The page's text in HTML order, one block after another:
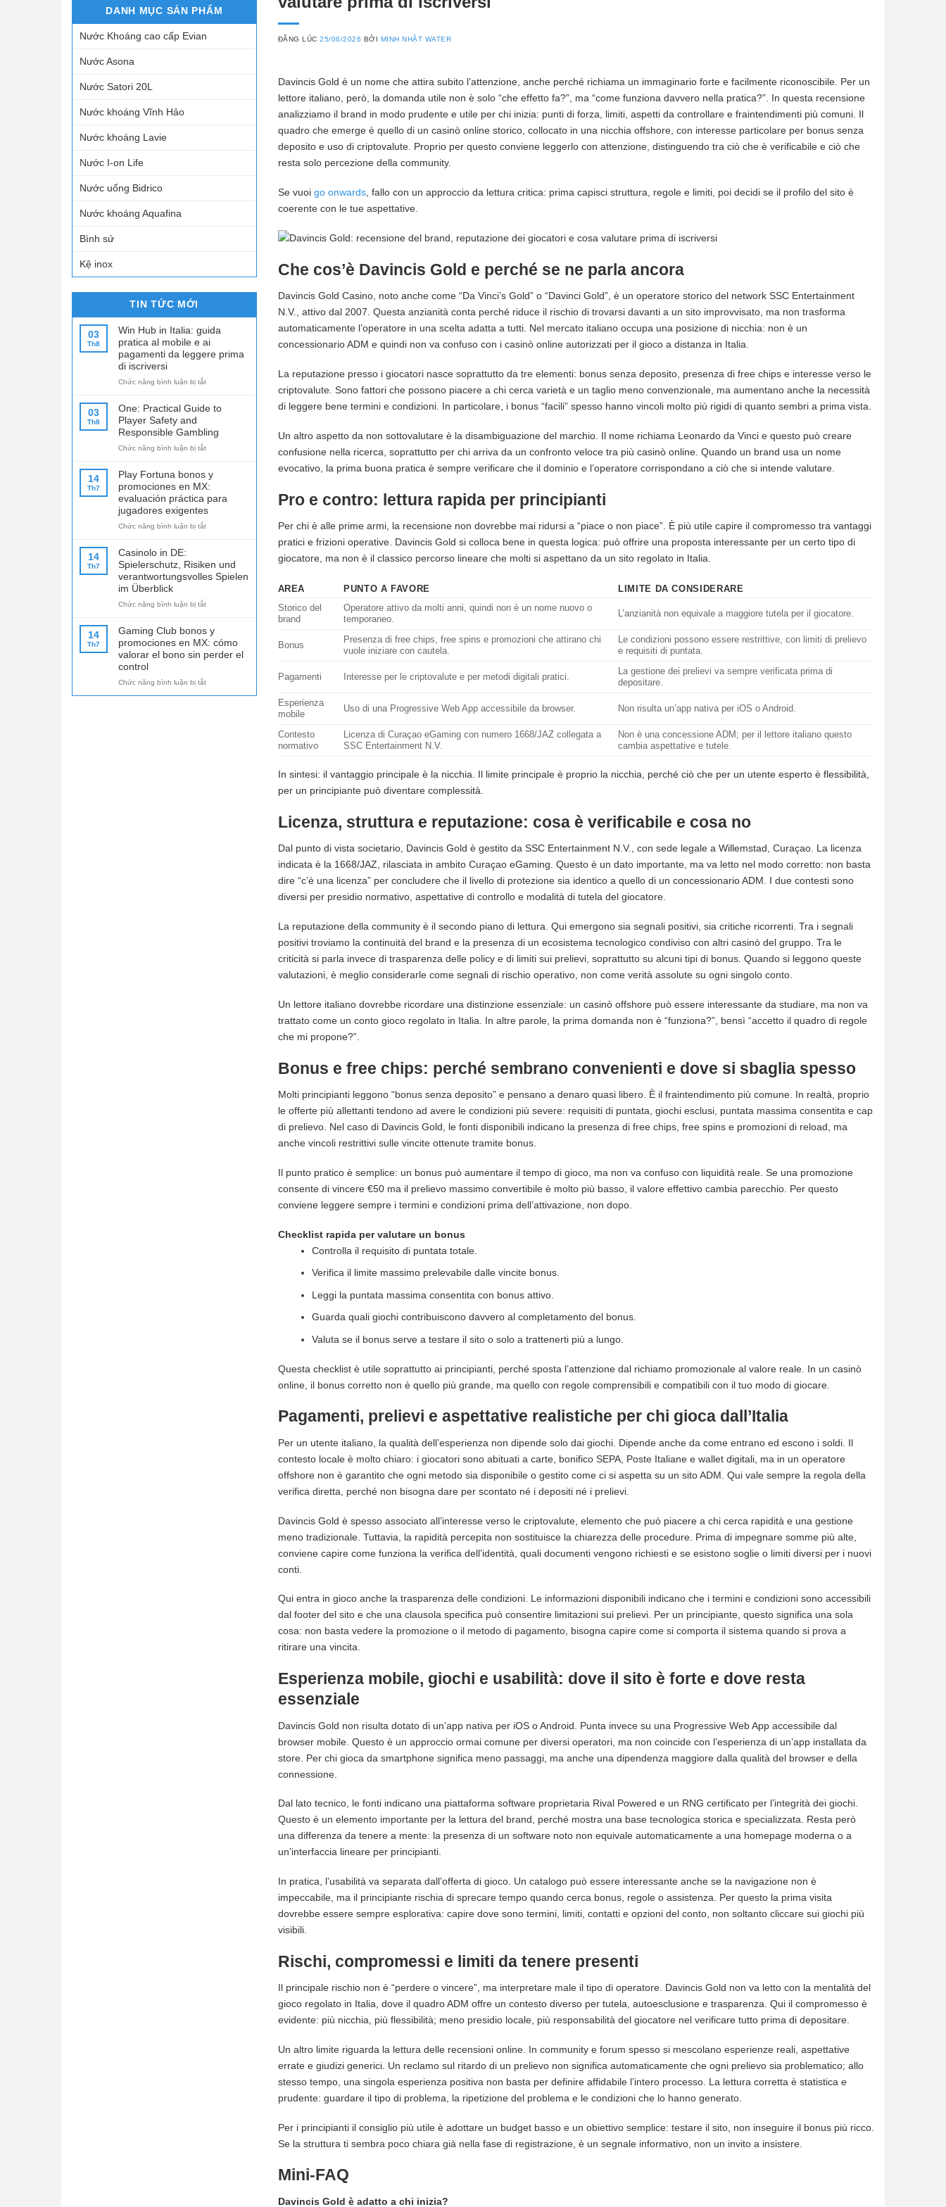
DANH MỤC SẢN PHẨM
Nước Khoáng cao cấp Evian
Nước Asona
Nước Satori 20L
Nước khoáng Vĩnh Hảo
Nước khoáng Lavie
Nước I-on Life
Nước uống Bidrico
Nước khoáng Aquafina
Bình sứ
Kệ inox
TIN TỨC MỚI
03
Th8
Win Hub in Italia: guida
pratica al mobile e ai
pagamenti da leggere prima
di iscriversi
Chức năng bình luận bị tắtở
Hub
guida
pratica
mobile
e
pagamenti
da
leggere
iscriversi
03
Th8
One: Practical Guide to
Player Safety and
Responsible Gambling
Chức năng bình luận bị tắtở
Guide
to
Player
Safety
and
14
Th7
Play Fortuna bonos y
promociones en MX:
evaluación práctica para
jugadores exigentes
Chức năng bình luận bị tắtở
y
promociones
MX:
para
jugadores
exigentes
14
Th7
Casinolo in DE:
Spielerschutz, Risiken und
verantwortungsvolles Spielen
im Überblick
Chức năng bình luận bị tắtở
DE:
Spielerschutz,
Risiken
verantwortungsvolles
Spielen
14
Th7
Gaming Club bonos y
promociones en MX: cómo
valorar el bono sin perder el
control
Chức năng bình luận bị tắtở
ĐĂNG LÚC25/06/2026 BỞI MINH NHẬT WATER
Davincis Gold è un nome che attira subito l’attenzione, anche perché richiama un immaginario forte e facilmente riconoscibile. Per un
lettore italiano, però, la domanda utile non è solo “che effetto fa?”, ma “come funziona davvero nella pratica?”. In questa recensione
analizziamo il brand in modo prudente e utile per chi inizia: punti di forza, limiti, aspetti da controllare e fraintendimenti più comuni. Il
quadro che emerge è quello di un casinò online storico, collocato in una nicchia offshore, con interesse particolare per bonus senza
deposito e uso di criptovalute. Proprio per questo conviene leggerlo con attenzione, distinguendo tra ciò che è verificabile e ciò che
resta solo percezione della community.
Se vuoi go onwards, fallo con un approccio da lettura critica: prima capisci struttura, regole e limiti, poi decidi se il profilo del sito è
coerente con le tue aspettative.
Che cos’è Davincis Gold e perché se ne parla ancora
Davincis Gold Casino, noto anche come “Da Vinci’s Gold” o “Davinci Gold”, è un operatore storico del network SSC Entertainment
N.V., attivo dal 2007. Questa anzianità conta perché riduce il rischio di trovarsi davanti a un sito improvvisato, ma non trasforma
automaticamente l’operatore in una scelta adatta a tutti. Nel mercato italiano occupa una posizione di nicchia: non è un
concessionario ADM e quindi non va confuso con i casinò online autorizzati per il gioco a distanza in Italia.
La reputazione presso i giocatori nasce soprattutto da tre elementi: bonus senza deposito, presenza di free chips e interesse verso le
criptovalute. Sono fattori che possono piacere a chi cerca varietà e un taglio meno convenzionale, ma aumentano anche la necessità
di leggere bene termini e condizioni. In particolare, i bonus “facili” spesso hanno vincoli molto più rigidi di quanto sembri a prima vista.
Un altro aspetto da non sottovalutare è la disambiguazione del marchio. Il nome richiama Leonardo da Vinci e questo può creare
confusione nella ricerca, soprattutto per chi arriva da un confronto veloce tra più casinò online. Quando un brand usa un nome
evocativo, la prima buona pratica è sempre verificare che il dominio e l’operatore corrispondano a ciò che si intende valutare.
Pro e contro: lettura rapida per principianti
Per chi è alle prime armi, la recensione non dovrebbe mai ridursi a “piace o non piace”. È più utile capire il compromesso tra vantaggi
pratici e frizioni operative. Davincis Gold si colloca bene in questa logica: può offrire una proposta interessante per un certo tipo di
giocatore, ma non è il classico percorso lineare che molti si aspettano da un sito regolato in Italia.
AREA PUNTO A FAVORE
LIMITE DA CONSIDERARE
Storico del
brand
Operatore attivo da molti anni, quindi non è un nome nuovo o
temporaneo.
L’anzianità non equivale a maggiore tutela per il giocatore.
Bonus
Presenza di free chips, free spins e promozioni che attirano chi
vuole iniziare con cautela.
Le condizioni possono essere restrittive, con limiti di prelievo
e requisiti di puntata.
Pagamenti Interesse per le criptovalute e per metodi digitali pratici.
La gestione dei prelievi va sempre verificata prima di
depositare.
Esperienza
mobile
Uso di una Progressive Web App accessibile da browser. Non risulta un’app nativa per iOS o Android.
Contesto
normativo
Licenza di Curaçao eGaming con numero 1668/JAZ collegata a
SSC Entertainment N.V.
Non è una concessione ADM; per il lettore italiano questo
cambia aspettative e tutele.
In sintesi: il vantaggio principale è la nicchia. Il limite principale è proprio la nicchia, perché ciò che per un utente esperto è flessibilità,
per un principiante può diventare complessità.
Licenza, struttura e reputazione: cosa è verificabile e cosa no
Dal punto di vista societario, Davincis Gold è gestito da SSC Entertainment N.V., con sede legale a Willemstad, Curaçao. La licenza
indicata è la 1668/JAZ, rilasciata in ambito Curaçao eGaming. Questo è un dato importante, ma va letto nel modo corretto: non basta
dire “c’è una licenza” per concludere che il livello di protezione sia identico a quello di un concessionario ADM. I due contesti sono
diversi per presidio normativo, aspettative di controllo e modalità di tutela del giocatore.
La reputazione della community è il secondo piano di lettura. Qui emergono sia segnali positivi, sia critiche ricorrenti. Tra i segnali
positivi troviamo la continuità del brand e la presenza di un ecosistema tecnologico condiviso con altri casinò del gruppo. Tra le
criticità si parla invece di trasparenza delle policy e di limiti sui prelievi, soprattutto su alcuni tipi di bonus. Quando si leggono queste
valutazioni, è meglio considerarle come segnali di rischio operativo, non come verità assolute su ogni singolo conto.
Un lettore italiano dovrebbe ricordare una distinzione essenziale: un casinò offshore può essere interessante da studiare, ma non va
trattato come un conto gioco regolato in Italia. In altre parole, la prima domanda non è “funziona?”, bensì “accetto il quadro di regole
che mi propone?”.
Bonus e free chips: perché sembrano convenienti e dove si sbaglia spesso
Molti principianti leggono “bonus senza deposito” e pensano a denaro quasi libero. È il fraintendimento più comune. In realtà, proprio
le offerte più allettanti tendono ad avere le condizioni più severe: requisiti di puntata, giochi esclusi, puntata massima consentita e cap
di prelievo. Nel caso di Davincis Gold, le fonti disponibili indicano la presenza di free chips, free spins e promozioni di reload, ma
anche vincoli restrittivi sulle vincite ottenute tramite bonus.
Il punto pratico è semplice: un bonus può aumentare il tempo di gioco, ma non va confuso con liquidità reale. Se una promozione
consente di vincere €50 ma il prelievo massimo convertibile è molto più basso, il valore effettivo cambia parecchio. Per questo
conviene leggere sempre i termini e condizioni prima dell’attivazione, non dopo.
Checklist rapida per valutare un bonus
Controlla il requisito di puntata totale.
Verifica il limite massimo prelevabile dalle vincite bonus.
Leggi la puntata massima consentita con bonus attivo.
Guarda quali giochi contribuiscono davvero al completamento del bonus.
Valuta se il bonus serve a testare il sito o solo a trattenerti più a lungo.
Questa checklist è utile soprattutto ai principianti, perché sposta l’attenzione dal richiamo promozionale al valore reale. In un casinò
online, il bonus corretto non è quello più grande, ma quello con regole comprensibili e compatibili con il tuo modo di giocare.
Pagamenti, prelievi e aspettative realistiche per chi gioca dall’Italia
Per un utente italiano, la qualità dell’esperienza non dipende solo dai giochi. Dipende anche da come entrano ed escono i soldi. Il
contesto locale è molto chiaro: i giocatori sono abituati a carte, bonifico SEPA, Poste Italiane e wallet digitali, ma in un operatore
offshore non è garantito che ogni metodo sia disponibile o gestito come ci si aspetta su un sito ADM. Qui vale sempre la regola della
verifica diretta, perché non bisogna dare per scontato né i depositi né i prelievi.
Davincis Gold è spesso associato all’interesse verso le criptovalute, elemento che può piacere a chi cerca rapidità e una gestione
meno tradizionale. Tuttavia, la rapidità percepita non sostituisce la chiarezza delle procedure. Prima di impegnare somme più alte,
conviene capire come funziona la verifica dell’identità, quali documenti vengono richiesti e se esistono soglie o limiti diversi per i nuovi
conti.
Qui entra in gioco anche la trasparenza delle condizioni. Le informazioni disponibili indicano che i termini e condizioni sono accessibili
dal footer del sito e che una clausola specifica può consentire limitazioni sui prelievi. Per un principiante, questo significa una sola
cosa: non basta vedere la promozione o il metodo di pagamento, bisogna capire come si comporta il sistema quando si prova a
ritirare una vincita.
Esperienza mobile, giochi e usabilità: dove il sito è forte e dove resta
essenziale
Davincis Gold non risulta dotato di un’app nativa per iOS o Android. Punta invece su una Progressive Web App accessibile dal
browser mobile. Questo è un approccio ormai comune per diversi operatori, ma non coincide con l’esperienza di un’app installata da
store. Per chi gioca da smartphone significa meno passaggi, ma anche una dipendenza maggiore dalla qualità del browser e della
connessione.
Dal lato tecnico, le fonti indicano una piattaforma software proprietaria Rival Powered e un RNG certificato per l’integrità dei giochi.
Questo è un elemento importante per la lettura del brand, perché mostra una base tecnologica storica e specializzata. Resta però
una differenza da tenere a mente: la presenza di un software noto non equivale automaticamente a una homepage moderna o a
un’interfaccia lineare per principianti.
In pratica, l’usabilità va separata dall’offerta di gioco. Un catalogo può essere interessante anche se la navigazione non è
impeccabile, ma il principiante rischia di sprecare tempo quando cerca bonus, regole o assistenza. Per questo la prima visita
dovrebbe essere sempre esplorativa: capire dove sono termini, limiti, contatti e opzioni del conto, non soltanto cliccare sui giochi più
visibili.
Rischi, compromessi e limiti da tenere presenti
Il principale rischio non è “perdere o vincere”, ma interpretare male il tipo di operatore. Davincis Gold non va letto con la mentalità del
gioco regolato in Italia, dove il quadro ADM offre un contesto diverso per tutela, autoesclusione e trasparenza. Qui il compromesso è
evidente: più nicchia, più flessibilità; meno presidio locale, più responsabilità del giocatore nel verificare tutto prima di depositare.
Un altro limite riguarda la lettura delle recensioni online. In community e forum spesso si mescolano esperienze reali, aspettative
errate e giudizi generici. Un reclamo sul ritardo di un prelievo non significa automaticamente che ogni prelievo sia problematico; allo
stesso tempo, una singola esperienza positiva non basta per definire affidabile l’intero processo. La lettura corretta è statistica e
prudente: guardare il tipo di problema, la ripetizione del problema e le condizioni che lo hanno generato.
Per i principianti il consiglio più utile è adottare un budget basso e un obiettivo semplice: testare il sito, non inseguire il bonus più ricco.
Se la struttura ti sembra poco chiara già nella fase di registrazione, è un segnale informativo, non un invito a insistere.
Mini-FAQ
Davincis Gold è adatto a chi inizia?